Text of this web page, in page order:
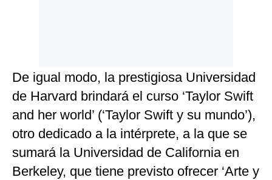
De igual modo, la prestigiosa Universidad
de Harvard brindará el curso ‘Taylor Swift
and her world’ (‘Taylor Swift y su mundo’),
otro dedicado a la intérprete, a la que se
sumará la Universidad de California en
Berkeley, que tiene previsto ofrecer ‘Arte y